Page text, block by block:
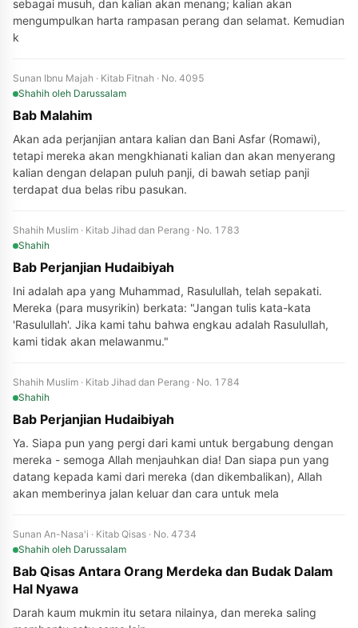
sebagai musuh, dan kalian akan menang; kalian akan
mengumpulkan harta rampasan perang dan selamat. Kemudian
k
Sunan Ibnu Majah · Kitab Fitnah · No. 4095
Shahih oleh Darussalam
Bab Malahim
Akan ada perjanjian antara kalian dan Bani Asfar (Romawi),
tetapi mereka akan mengkhianati kalian dan akan menyerang
kalian dengan delapan puluh panji, di bawah setiap panji
terdapat dua belas ribu pasukan.
Shahih Muslim · Kitab Jihad dan Perang · No. 1783
Shahih
Bab Perjanjian Hudaibiyah
Ini adalah apa yang Muhammad, Rasulullah, telah sepakati.
Mereka (para musyrikin) berkata: "Jangan tulis kata-kata
'Rasulullah'. Jika kami tahu bahwa engkau adalah Rasulullah,
kami tidak akan melawanmu."
Shahih Muslim · Kitab Jihad dan Perang · No. 1784
Shahih
Bab Perjanjian Hudaibiyah
Ya. Siapa pun yang pergi dari kami untuk bergabung dengan
mereka - semoga Allah menjauhkan dia! Dan siapa pun yang
datang kepada kami dari mereka (dan dikembalikan), Allah
akan memberinya jalan keluar dan cara untuk mela
Sunan An-Nasa'i · Kitab Qisas · No. 4734
Shahih oleh Darussalam
Bab Qisas Antara Orang Merdeka dan Budak Dalam
Hal Nyawa
Darah kaum mukmin itu setara nilainya, dan mereka saling